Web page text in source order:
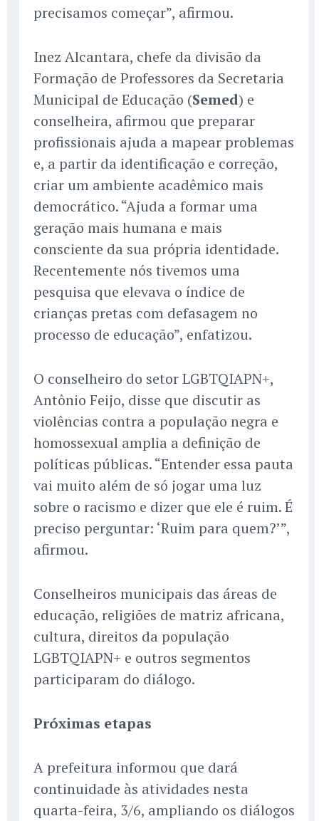
precisamos começar”, afirmou.
Inez Alcantara, chefe da divisão da
Formação de Professores da Secretaria
Municipal de Educação (Semed) e
conselheira, afirmou que preparar
profissionais ajuda a mapear problemas
e, a partir da identificação e correção,
criar um ambiente acadêmico mais
democrático. “Ajuda a formar uma
geração mais humana e mais
consciente da sua própria identidade.
Recentemente nós tivemos uma
pesquisa que elevava o índice de
crianças pretas com defasagem no
processo de educação”, enfatizou.
O conselheiro do setor LGBTQIAPN+,
Antônio Feijo, disse que discutir as
violências contra a população negra e
homossexual amplia a definição de
políticas públicas. “Entender essa pauta
vai muito além de só jogar uma luz
sobre o racismo e dizer que ele é ruim. É
preciso perguntar: ‘Ruim para quem?’”,
afirmou.
Conselheiros municipais das áreas de
educação, religiões de matriz africana,
cultura, direitos da população
LGBTQIAPN+ e outros segmentos
participaram do diálogo.
Próximas etapas
A prefeitura informou que dará
continuidade às atividades nesta
quarta-feira, 3/6, ampliando os diálogos